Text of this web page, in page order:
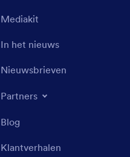
Mediakit
In het nieuws
Nieuwsbrieven
Partners
Blog
Klantverhalen